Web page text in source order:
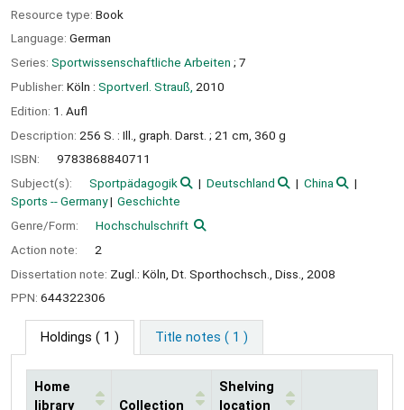
Resource type: Book
Language: German
Series: Sportwissenschaftliche Arbeiten ; 7
Publisher: Köln : Sportverl. Strauß, 2010
Edition: 1. Aufl
Description: 256 S. : Ill., graph. Darst. ; 21 cm, 360 g
ISBN:
9783868840711
Subject(s):
Sportpädagogik Deutschland
China
Sports -- Germany
Geschichte
Genre/Form:
Hochschulschrift
Action note:
2
Dissertation note: Zugl.: Köln, Dt. Sporthochsch., Diss., 2008
PPN: 644322306
Holdings ( 1 ) Title notes ( 1 )
Home
library
Collection
Shelving
location